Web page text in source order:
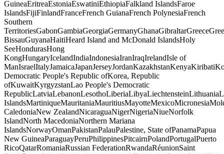
GuineaEritreaEstoniaEswatiniEthiopiaFalkland IslandsFaroe
IslandsFijiFinlandFranceFrench GuianaFrench PolynesiaFrench
Southern
BissauGuyanaHaitiHeard Island and McDonald IslandsHoly
SeeHondurasHong
KongHungaryIcelandIndiaIndonesiaIranIraqIrelandIsle of
Democratic People's Republic ofKorea, Republic
ofKuwaitKyrgyzstanLao People's Democratic
CaledoniaNew ZealandNicaraguaNigerNigeriaNiueNorfolk
IslandNorth MacedoniaNorthern Mariana
IslandsNorwayOmanPakistanPalauPalestine, State ofPanamaPapua
New GuineaParaguayPeruPhilippinesPitcairnPolandPortugalPuerto
RicoQatarRomaniaRussian FederationRwandaRéunionSaint